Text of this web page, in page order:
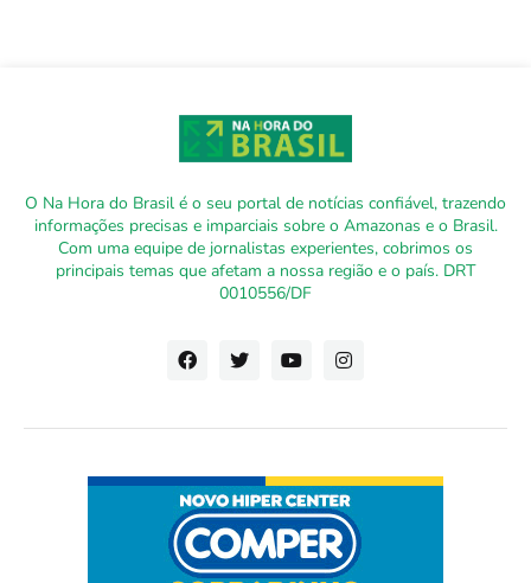
O Na Hora do Brasil é o seu portal de notícias confiável, trazendo
informações precisas e imparciais sobre o Amazonas e o Brasil.
Com uma equipe de jornalistas experientes, cobrimos os
principais temas que afetam a nossa região e o país. DRT
0010556/DF